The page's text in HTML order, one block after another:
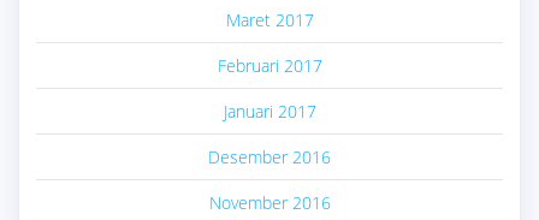
Maret 2017
Februari 2017
Januari 2017
Desember 2016
November 2016